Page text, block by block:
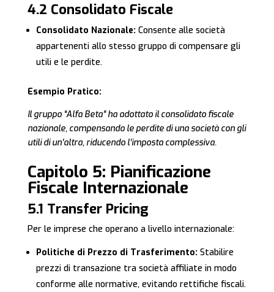
4.2 Consolidato Fiscale
Consolidato Nazionale: Consente alle società
appartenenti allo stesso gruppo di compensare gli
utili e le perdite.
Esempio Pratico:
Il gruppo “Alfa Beta” ha adottato il consolidato fiscale
nazionale, compensando le perdite di una società con gli
utili di un’altra, riducendo l’imposta complessiva.
Capitolo 5: Pianificazione
Fiscale Internazionale
5.1 Transfer Pricing
Per le imprese che operano a livello internazionale:
Politiche di Prezzo di Trasferimento: Stabilire
prezzi di transazione tra società affiliate in modo
conforme alle normative, evitando rettifiche fiscali.